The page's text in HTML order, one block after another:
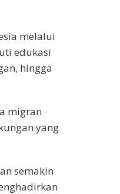
melalui
edukasi
hingga
migran
yang
semakin